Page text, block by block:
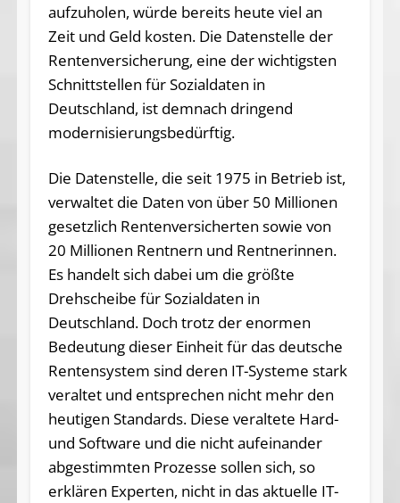
aufzuholen, würde bereits heute viel an
Zeit und Geld kosten. Die Datenstelle der
Rentenversicherung, eine der wichtigsten
Schnittstellen für Sozialdaten in
Deutschland, ist demnach dringend
modernisierungsbedürftig.
Die Datenstelle, die seit 1975 in Betrieb ist,
verwaltet die Daten von über 50 Millionen
gesetzlich Rentenversicherten sowie von
20 Millionen Rentnern und Rentnerinnen.
Es handelt sich dabei um die größte
Drehscheibe für Sozialdaten in
Deutschland. Doch trotz der enormen
Bedeutung dieser Einheit für das deutsche
Rentensystem sind deren IT-Systeme stark
veraltet und entsprechen nicht mehr den
heutigen Standards. Diese veraltete Hard-
und Software und die nicht aufeinander
abgestimmten Prozesse sollen sich, so
erklären Experten, nicht in das aktuelle IT-